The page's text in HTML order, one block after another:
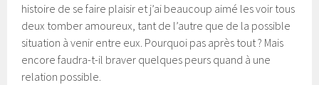
histoire de se faire plaisir et j’ai beaucoup aimé les voir tous
deux tomber amoureux, tant de l’autre que de la possible
situation à venir entre eux. Pourquoi pas après tout ? Mais
encore faudra-t-il braver quelques peurs quand à une
relation possible.